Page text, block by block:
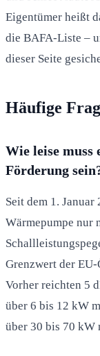
Eigentümer heißt
die BAFA-Liste –
dieser Seite
Häufige
Wie leise muss
Förderung
Seit dem 1.
Wärmepumpe nur
Grenzwert der
Vorher reichten 5
über 6 bis 12 kW
über 30 bis 70 kW